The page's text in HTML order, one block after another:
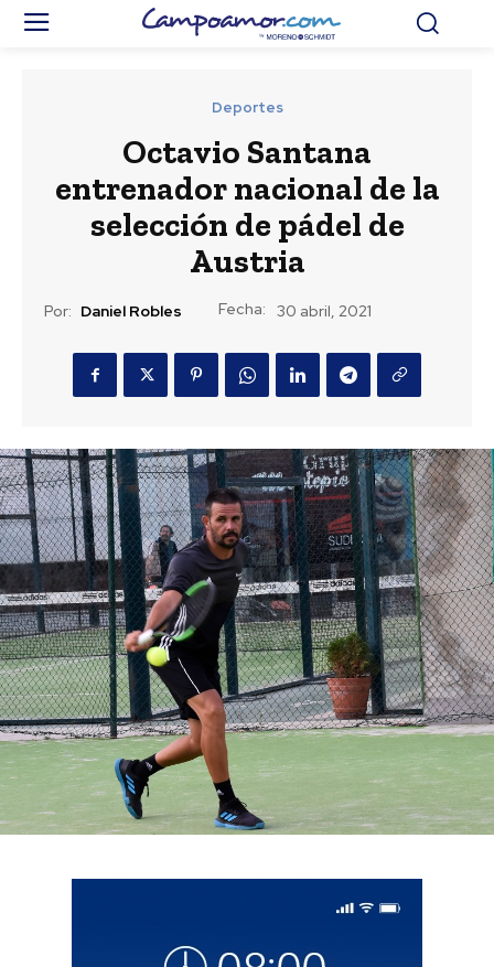
Deportes
Octavio Santana
entrenador nacional de la
selección de pádel de
Austria
Por: Daniel Robles Fecha: 30 abril, 2021